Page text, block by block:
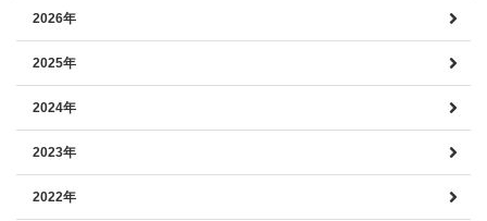
2026年
2025年
2024年
2023年
2022年